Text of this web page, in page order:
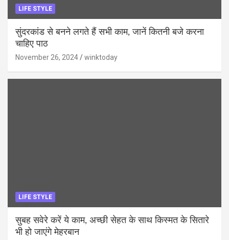
LIFE STYLE
सुंदरकांड से बनने लगते हैं सभी काम, जानें कितनी बजे करना
चाहिए पाठ
November 26, 2024 winktoday
LIFE STYLE
सुबह सवेरे करें ये काम, अच्छी सेहत के साथ किस्मत के सितारे
भी हो जाएंगे मेहरबान